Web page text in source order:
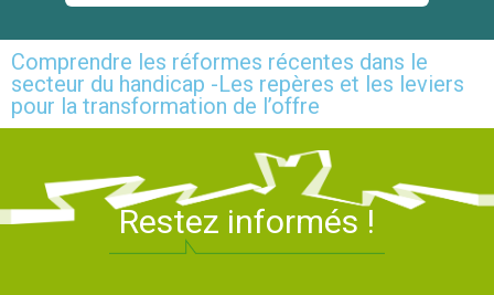
Comprendre les réformes récentes dans le
secteur du handicap -Les repères et les leviers
pour la transformation de l’offre
Restez informés !